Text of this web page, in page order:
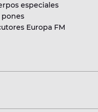
especiales
pones
Europa FM